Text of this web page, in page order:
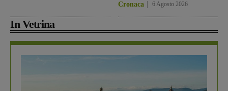
Cronaca 6 Agosto 2026
In Vetrina